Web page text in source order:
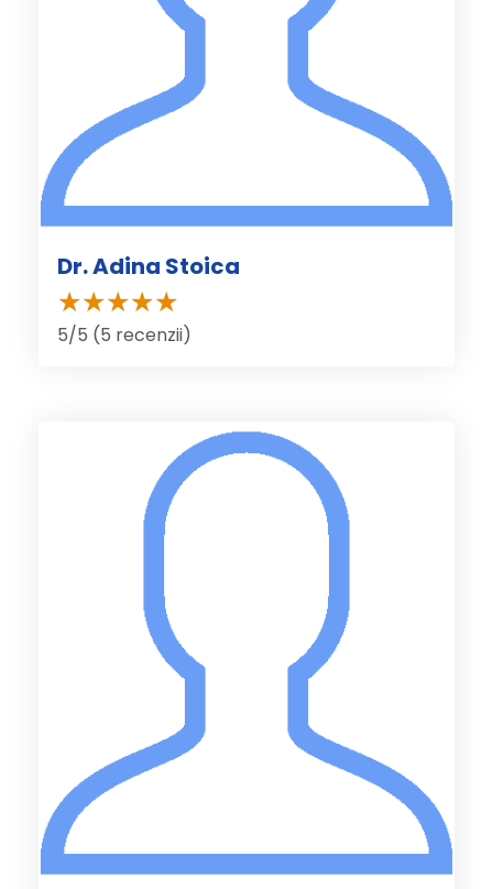
Dr. Adina Stoica
5/5 (5 recenzii)